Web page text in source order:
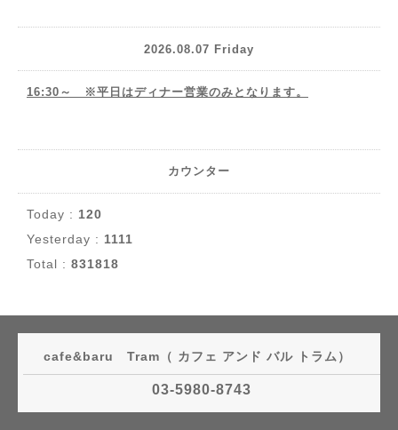
2026.08.07 Friday
16:30～ ※平日はディナー営業のみとなります。
カウンター
Today : 120
Yesterday : 1111
Total : 831818
cafe&baru Tram（ カフェ アンド バル トラム）
03-5980-8743